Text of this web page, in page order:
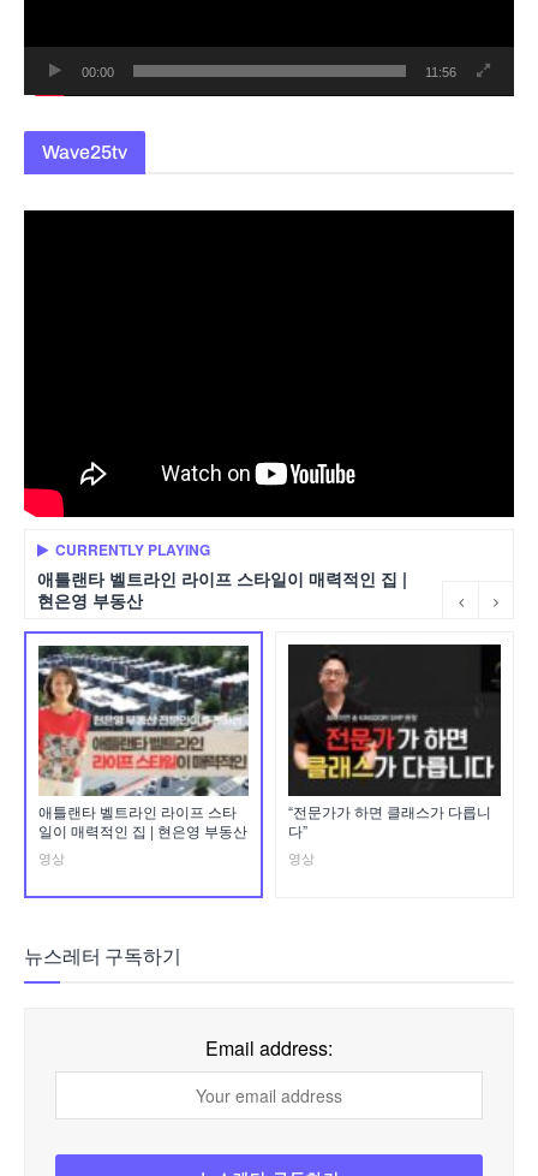
00:00 11:56
Wave25tv
CURRENTLY PLAYING
애틀랜타 벨트라인 라이프 스타일이 매력적인 집 |
현은영 부동산
애틀랜타 벨트라인 라이프 스타
일이 매력적인 집 | 현은영 부동산
영상
“전문가가 하면 클래스가 다릅니
다”
영상
뉴스레터 구독하기
Email address: